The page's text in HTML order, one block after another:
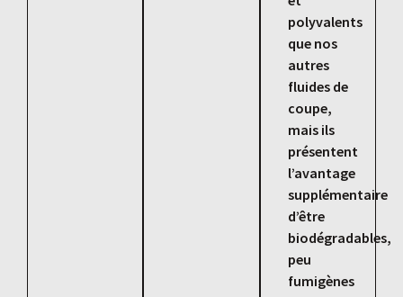
polyvalents
que nos
autres
fluides de
coupe,
mais ils
présentent
l’avantage
supplémentaire
d’être
biodégradables,
peu
fumigènes